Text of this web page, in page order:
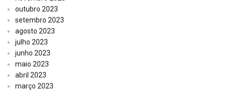
outubro 2023
setembro 2023
agosto 2023
julho 2023
junho 2023
maio 2023
abril 2023
março 2023